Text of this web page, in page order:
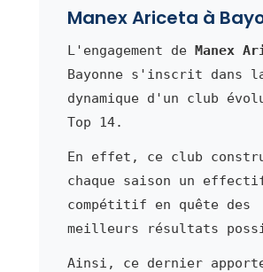
Manex Ariceta à
L'engagement de Manex
Bayonne s'inscrit dans
dynamique d'un club
Top 14.
En effet, ce club
chaque saison un
compétitif en quête des
meilleurs résultats
Ainsi, ce dernier